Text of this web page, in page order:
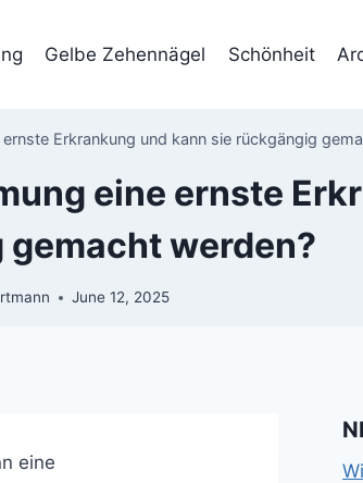
Gelbe Zehennägel Schönheit
Erkrankung und kann sie rückgängig
eine ernste
werden?
June 12, 2025
eine